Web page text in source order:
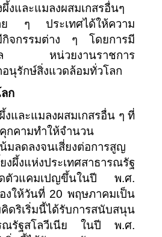
งและแมลงผสมเกสรอื่นๆ
ย ๆ ประเทศได้ให้ความ
กิจกรรมต่าง ๆ โดยการมี
าล หน่วยงานราชการ
นุรักษ์สิ่งแวดล้อมทั่วโลก
ก
งและแมลงผสมเกสรอื่น ๆ ที่
กคามทำให้จำนวน
มลดลงจนเสี่ยงต่อการสูญ
ผึ้งแห่งประเทศสาธารณรัฐ
ปิดตัวแคมเปญขึ้นในปี พ.ศ.
งให้วันที่ 20 พฤษภาคมเป็น
ดริเริ่มนี้ได้รับการสนับสนุน
รณรัฐสโลวีเนีย ในปี พ.ศ.